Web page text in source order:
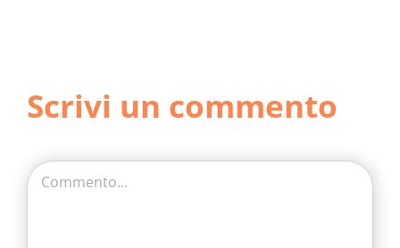
Scrivi un commento
Commento